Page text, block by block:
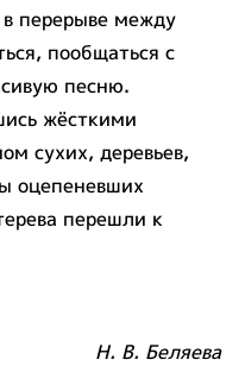
перерыве между
пообщаться с
песню.
жёсткими
сухих, деревьев,
оцепеневших
перешли к
Н. В. Беляева